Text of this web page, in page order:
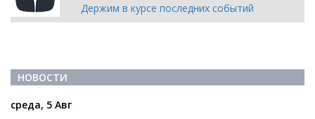
Держим в курсе последних событий
НОВОСТИ
среда, 5 Авг